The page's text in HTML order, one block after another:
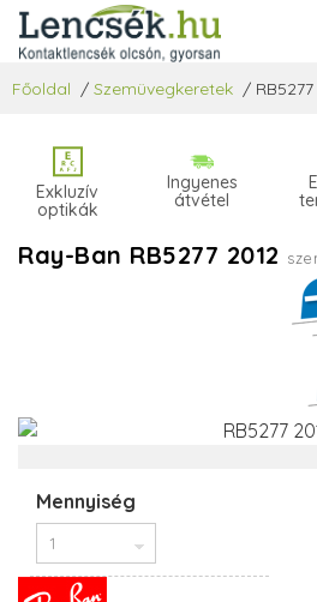
Főoldal / Szemüvegkeretek /
Exkluzív
optikák
Ingyenes
átvétel
Ray-Ban RB5277 2012
Mennyiség